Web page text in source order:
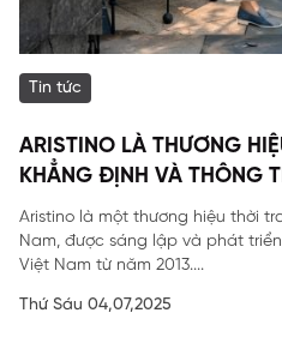
Tin tức
ARISTINO LÀ THƯƠNG
KHẲNG ĐỊNH VÀ THÔNG
Aristino là một thương hiệu thời
Nam, được sáng lập và phát
Việt Nam từ năm 2013....
Thứ Sáu 04,07,2025